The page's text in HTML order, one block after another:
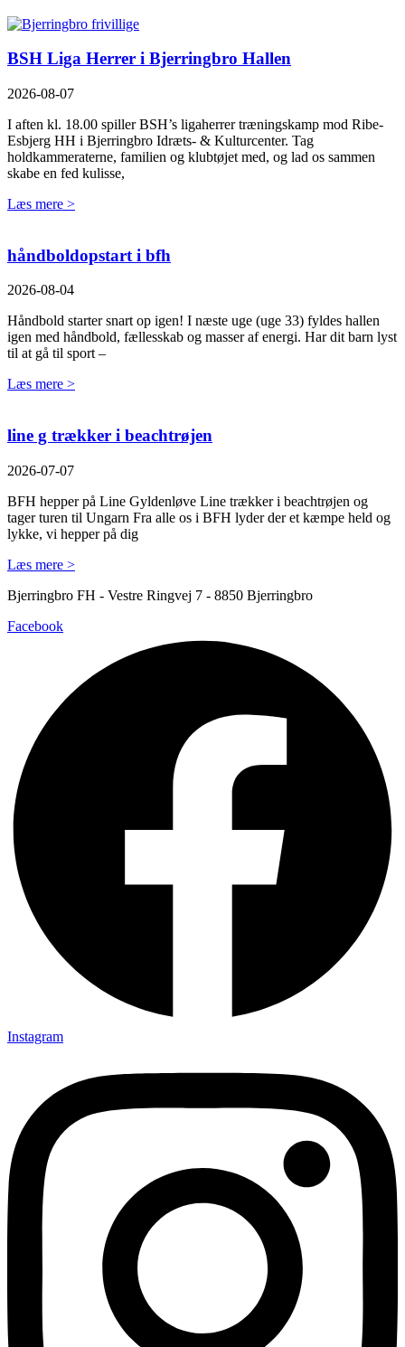
BSH Liga Herrer i Bjerringbro Hallen
2026-08-07
I aften kl. 18.00 spiller BSH’s ligaherrer træningskamp mod Ribe-
Esbjerg HH i Bjerringbro Idræts- & Kulturcenter. Tag
holdkammeraterne, familien og klubtøjet med, og lad os sammen
skabe en fed kulisse,
Læs mere >
håndboldopstart i bfh
2026-08-04
Håndbold starter snart op igen! I næste uge (uge 33) fyldes hallen
igen med håndbold, fællesskab og masser af energi. Har dit barn lyst
til at gå til sport –
Læs mere >
line g trækker i beachtrøjen
2026-07-07
BFH hepper på Line Gyldenløve Line trækker i beachtrøjen og
tager turen til Ungarn Fra alle os i BFH lyder der et kæmpe held og
lykke, vi hepper på dig
Læs mere >
Bjerringbro FH - Vestre Ringvej 7 - 8850 Bjerringbro
Facebook
Instagram